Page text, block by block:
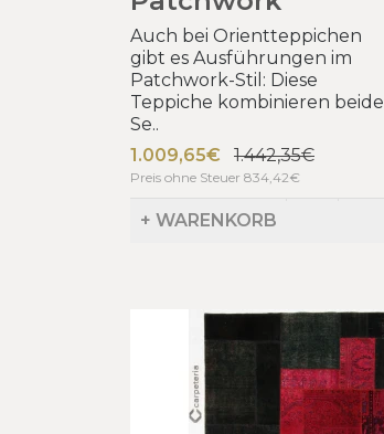
Auch bei Orientteppichen
gibt es Ausführungen im
Patchwork-Stil: Diese
Teppiche kombinieren beide
Se..
1.009,65€
1.442,35€
Preis ohne Steuer 834,42€
+ WARENKORB